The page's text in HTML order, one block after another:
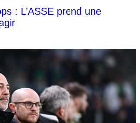
: L’ASSE prend une